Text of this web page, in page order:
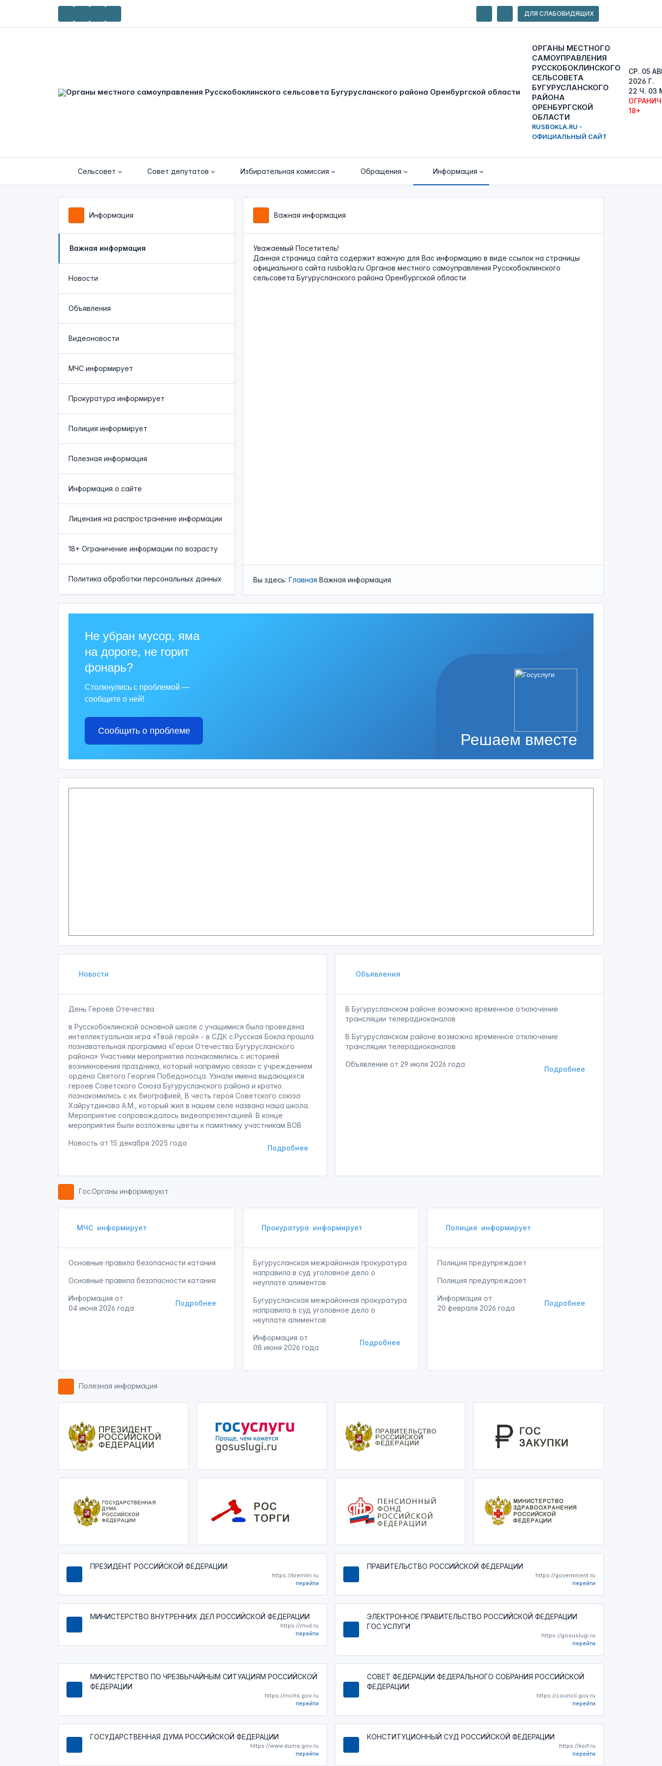
ДЛЯ СЛАБОВИДЯЩИХ
ОРГАНЫ МЕСТНОГО
САМОУПРАВЛЕНИЯ
РУССКОБОКЛИНСКОГО
СЕЛЬСОВЕТА
БУГУРУСЛАНСКОГО
РАЙОНА
ОРЕНБУРГСКОЙ
ОБЛАСТИ
RUSBOKLA.RU -
ОФИЦИАЛЬНЫЙ САЙТ
СР. 05
2026 Г.
22 Ч. 03
18+
Сельсовет Совет депутатов Избирательная комиссия Обращения Информация
Информация
Важная информация
Новости
Объявления
Видеоновости
МЧС информирует
Прокуратура информирует
Полиция информирует
Полезная информация
Информация о сайте
Лицензия на распространение информации
18+ Ограничение информации по возрасту
Политика обработки персональных данных
Важная информация
Уважаемый Посетитель!
Данная страница сайта содержит важную для Вас информацию в виде ссылок на страницы
официального сайта rusbokla.ru Органов местного самоуправления Русскобоклинского
сельсовета Бугурусланского района Оренбургской области
Вы здесь: Главная Важная информация
Решаем вместе
Не убран мусор, яма
на дороге, не горит
фонарь?
Столкнулись с проблемой —
сообщите о ней!
Сообщить о проблеме
Новости
День Героев Отечества
в Русскобоклинской основной школе с учащимися была проведена
интеллектуальная игра «Твой герой» - в СДК с.Русская Бокла прошла
познавательная программа «Герои Отечества Бугурусланского
района» Участники мероприятия познакомились с историей
возникновения праздника, который напрямую связан с учреждением
ордена Святого Георгия Победоносца. Узнали имена выдающихся
героев Советского Союза Бугурусланского района и кратко
познакомились с их биографией, В честь героя Советского союза
Хайрутдинова А.М., который жил в нашем селе названа наша школа.
Мероприятие сопровождалось видеопрезентацией. В конце
мероприятия были возложены цветы к памятнику участникам ВОВ
Подробнее
Новость от 15 декабря 2025 года
Объявления
В Бугурусланском районе возможно временное отключение
трансляции телерадиоканалов
В Бугурусланском районе возможно временное отключение
трансляции телерадиоканалов
Подробнее
Объявление от 29 июля 2026 года
Гос.Органы информируют
МЧС информирует
Основные правила безопасности катания
Основные правила безопасности катания
Подробнее
Информация от
04 июня 2026 года
Прокуратура информирует
Бугурусланская межрайонная прокуратура
направила в суд уголовное дело о
неуплате алиментов
Бугурусланская межрайонная прокуратура
направила в суд уголовное дело о
неуплате алиментов
Подробнее
Информация от
08 июня 2026 года
Полиция информирует
Полиция предупреждает
Полиция предупреждает
Подробнее
Информация от
20 февраля 2026 года
Полезная информация
ПРЕЗИДЕНТ РОССИЙСКОЙ ФЕДЕРАЦИИ
https://kremlin.ru
перейти
ПРАВИТЕЛЬСТВО РОССИЙСКОЙ ФЕДЕРАЦИИ
https://government.ru
перейти
МИНИСТЕРСТВО ВНУТРЕННИХ ДЕЛ РОССИЙСКОЙ ФЕДЕРАЦИИ
https://mvd.ru
перейти
ЭЛЕКТРОННОЕ ПРАВИТЕЛЬСТВО РОССИЙСКОЙ ФЕДЕРАЦИИ
ГОС.УСЛУГИ
https://gosuslugi.ru
перейти
МИНИСТЕРСТВО ПО ЧРЕЗВЫЧАЙНЫМ СИТУАЦИЯМ РОССИЙСКОЙ
ФЕДЕРАЦИИ
https://mchs.gov.ru
перейти
СОВЕТ ФЕДЕРАЦИИ ФЕДЕРАЛЬНОГО СОБРАНИЯ РОССИЙСКОЙ
ФЕДЕРАЦИИ
https://council.gov.ru
перейти
ГОСУДАРСТВЕННАЯ ДУМА РОССИЙСКОЙ ФЕДЕРАЦИИ
https://www.duma.gov.ru
перейти
КОНСТИТУЦИОННЫЙ СУД РОССИЙСКОЙ ФЕДЕРАЦИИ
https://ksrf.ru
перейти